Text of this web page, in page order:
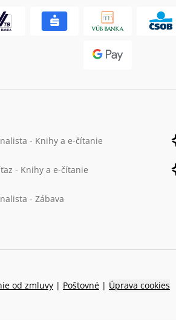
- Knihy a e-čítanie
- Knihy a e-čítanie
- Zábava
od zmluvy | Poštovné | Úprava cookies